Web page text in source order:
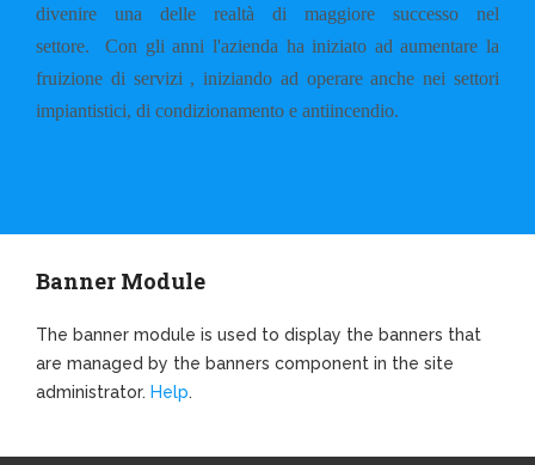
divenire una delle realtà di maggiore successo nel
settore.Con gli anni l'azienda ha iniziato ad aumentare la
fruizione di servizi , iniziando ad operare anche nei settori
impiantistici, di condizionamento e antiincendio.
Banner Module
The banner module is used to display the banners that
are managed by the banners component in the site
administrator. Help.